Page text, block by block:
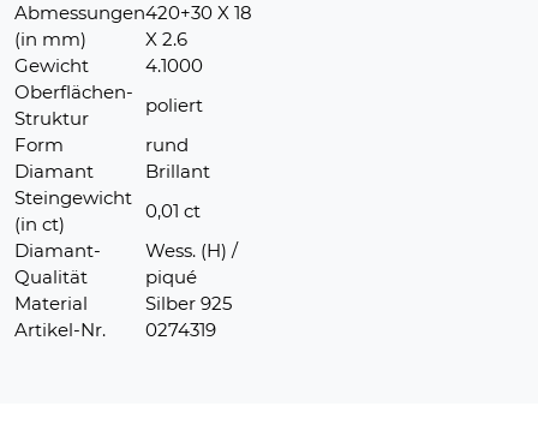
Abmessungen
(in mm)
420+30 X 18
X 2.6
Gewicht
4.1000
Oberflächen-
Struktur
poliert
Form
rund
Diamant
Brillant
Steingewicht
(in ct)
0,01 ct
Diamant-
Qualität
Wess. (H) /
piqué
Material
Silber 925
Artikel-Nr.
0274319